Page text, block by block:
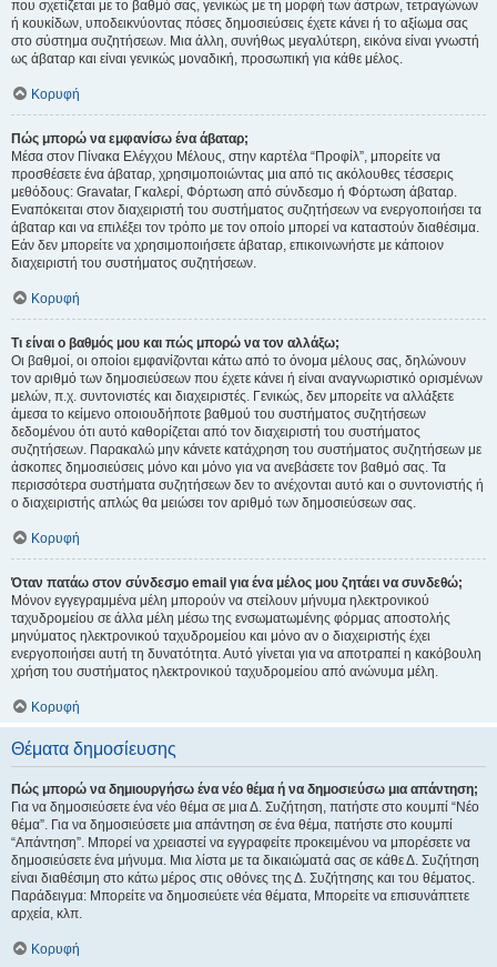
που σχετίζεται με το βαθμό σας, γενικώς με τη μορφή των άστρων, τετραγώνων
ή κουκίδων, υποδεικνύοντας πόσες δημοσιεύσεις έχετε κάνει ή το αξίωμα σας
στο σύστημα συζητήσεων. Μια άλλη, συνήθως μεγαλύτερη, εικόνα είναι γνωστή
ως άβαταρ και είναι γενικώς μοναδική, προσωπική για κάθε μέλος.
Κορυφή
Πώς μπορώ να εμφανίσω ένα άβαταρ;
Μέσα στον Πίνακα Ελέγχου Μέλους, στην καρτέλα “Προφίλ”, μπορείτε να
προσθέσετε ένα άβαταρ, χρησιμοποιώντας μια από τις ακόλουθες τέσσερις
μεθόδους: Gravatar, Γκαλερί, Φόρτωση από σύνδεσμο ή Φόρτωση άβαταρ.
Εναπόκειται στον διαχειριστή του συστήματος συζητήσεων να ενεργοποιήσει τα
άβαταρ και να επιλέξει τον τρόπο με τον οποίο μπορεί να καταστούν διαθέσιμα.
Εάν δεν μπορείτε να χρησιμοποιήσετε άβαταρ, επικοινωνήστε με κάποιον
διαχειριστή του συστήματος συζητήσεων.
Κορυφή
Τι είναι ο βαθμός μου και πώς μπορώ να τον αλλάξω;
Οι βαθμοί, οι οποίοι εμφανίζονται κάτω από το όνομα μέλους σας, δηλώνουν
τον αριθμό των δημοσιεύσεων που έχετε κάνει ή είναι αναγνωριστικό ορισμένων
μελών, π.χ. συντονιστές και διαχειριστές. Γενικώς, δεν μπορείτε να αλλάξετε
άμεσα το κείμενο οποιουδήποτε βαθμού του συστήματος συζητήσεων
δεδομένου ότι αυτό καθορίζεται από τον διαχειριστή του συστήματος
συζητήσεων. Παρακαλώ μην κάνετε κατάχρηση του συστήματος συζητήσεων με
άσκοπες δημοσιεύσεις μόνο και μόνο για να ανεβάσετε τον βαθμό σας. Τα
περισσότερα συστήματα συζητήσεων δεν το ανέχονται αυτό και ο συντονιστής ή
ο διαχειριστής απλώς θα μειώσει τον αριθμό των δημοσιεύσεων σας.
Κορυφή
Όταν πατάω στον σύνδεσμο email για ένα μέλος μου ζητάει να συνδεθώ;
Μόνον εγγεγραμμένα μέλη μπορούν να στείλουν μήνυμα ηλεκτρονικού
ταχυδρομείου σε άλλα μέλη μέσω της ενσωματωμένης φόρμας αποστολής
μηνύματος ηλεκτρονικού ταχυδρομείου και μόνο αν ο διαχειριστής έχει
ενεργοποιήσει αυτή τη δυνατότητα. Αυτό γίνεται για να αποτραπεί η κακόβουλη
χρήση του συστήματος ηλεκτρονικού ταχυδρομείου από ανώνυμα μέλη.
Κορυφή
Θέματα δημοσίευσης
Πώς μπορώ να δημιουργήσω ένα νέο θέμα ή να δημοσιεύσω μια απάντηση;
Για να δημοσιεύσετε ένα νέο θέμα σε μια Δ. Συζήτηση, πατήστε στο κουμπί “Νέο
θέμα”. Για να δημοσιεύσετε μια απάντηση σε ένα θέμα, πατήστε στο κουμπί
“Απάντηση”. Μπορεί να χρειαστεί να εγγραφείτε προκειμένου να μπορέσετε να
δημοσιεύσετε ένα μήνυμα. Μια λίστα με τα δικαιώματά σας σε κάθε Δ. Συζήτηση
είναι διαθέσιμη στο κάτω μέρος στις οθόνες της Δ. Συζήτησης και του θέματος.
Παράδειγμα: Μπορείτε να δημοσιεύετε νέα θέματα, Μπορείτε να επισυνάπτετε
αρχεία, κλπ.
Κορυφή